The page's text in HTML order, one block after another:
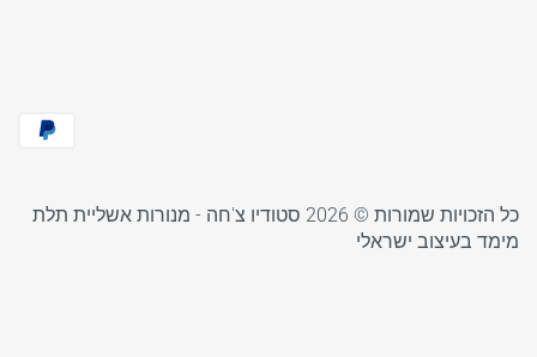
כל הזכויות שמורות © 2026
סטודיו צ'חה - מנורות אשליית תלת
מימד בעיצוב ישראלי